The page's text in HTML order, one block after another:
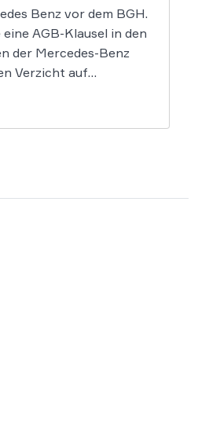
Benz vor dem BGH.
AGB-Klausel in den
der Mercedes-Benz
Verzicht auf
Damit dürfen
Mercedes klagen